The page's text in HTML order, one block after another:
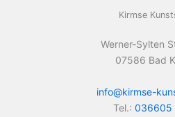
Kirmse
Werner-Sylten
07586 Bad
info@kirmse-
Tel.: 036605